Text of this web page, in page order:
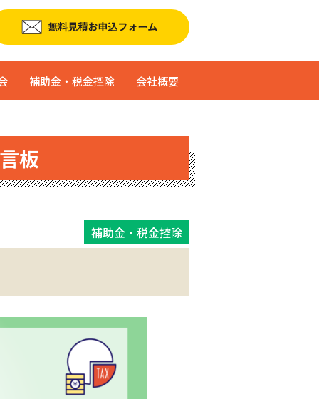
補助金・税金控除 会社概要
板
補助金・税金控除